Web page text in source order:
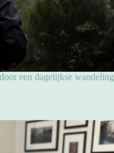
een dagelijkse wandeling